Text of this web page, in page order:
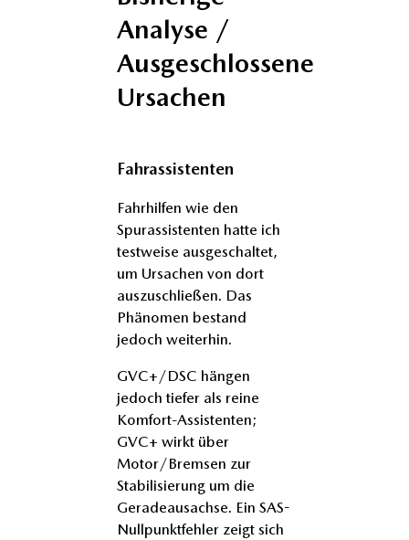
Analyse /
Ausgeschlossene
Ursachen
Fahrassistenten
Fahrhilfen wie den
Spurassistenten hatte ich
testweise ausgeschaltet,
um Ursachen von dort
auszuschließen. Das
Phänomen bestand
jedoch weiterhin.
GVC+/DSC hängen
jedoch tiefer als reine
Komfort-Assistenten;
GVC+ wirkt über
Motor/Bremsen zur
Stabilisierung um die
Geradeausachse. Ein SAS-
Nullpunktfehler zeigt sich